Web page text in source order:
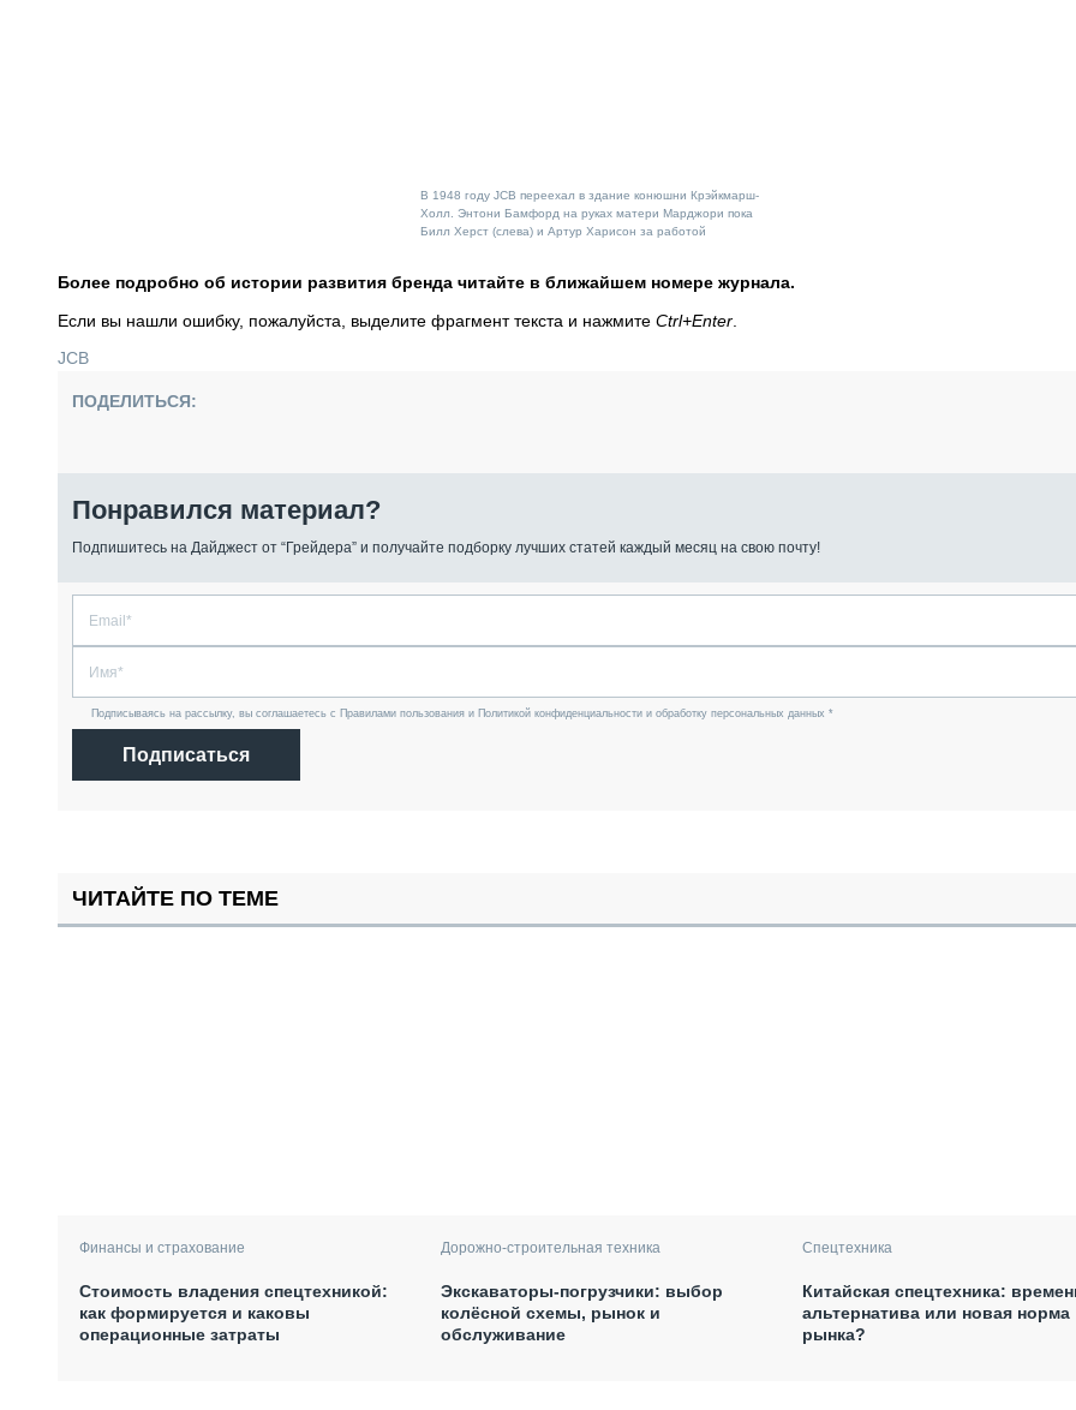
В 1948 году JCB переехал в здание конюшни Крэйкмарш-
Холл. Энтони Бамфорд на руках матери Марджори пока
Билл Херст (слева) и Артур Харисон за работой
Более подробно об истории развития бренда читайте в ближайшем номере журнала.
Если вы нашли ошибку, пожалуйста, выделите фрагмент текста и нажмите Ctrl+Enter
JCB
ПОДЕЛИТЬСЯ:
Понравился материал?
Подпишитесь на Дайджест от “Грейдера” и получайте подборку лучших статей каждый месяц на свою почту!
Подписываясь на рассылку, вы соглашаетесь с Правилами пользования и Политикой конфиденциальности и обработку персональных данных *
Подписаться
ЧИТАЙТЕ ПО ТЕМЕ
Финансы и страхование
Стоимость владения спецтехникой:
как формируется и каковы
операционные затраты
Дорожно-строительная техника
Экскаваторы-погрузчики: выбор
колёсной схемы, рынок и
обслуживание
Спецтехника
Китайская спецтехника:
альтернатива или новая норма
рынка?